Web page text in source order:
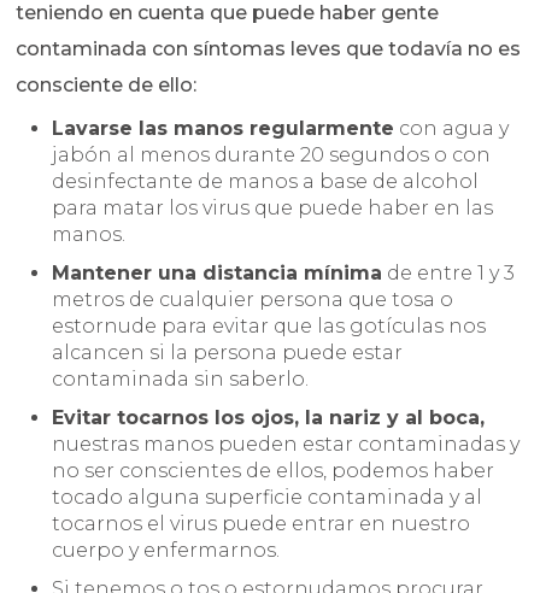
teniendo en cuenta que puede haber gente
contaminada con síntomas leves que todavía no es
consciente de ello:
Lavarse las manos regularmente con agua y
jabón al menos durante 20 segundos o con
desinfectante de manos a base de alcohol
para matar los virus que puede haber en las
manos.
Mantener una distancia mínima de entre 1 y 3
metros de cualquier persona que tosa o
estornude para evitar que las gotículas nos
alcancen si la persona puede estar
contaminada sin saberlo.
Evitar tocarnos los ojos, la nariz y al boca,
nuestras manos pueden estar contaminadas y
no ser conscientes de ellos, podemos haber
tocado alguna superficie contaminada y al
tocarnos el virus puede entrar en nuestro
cuerpo y enfermarnos.